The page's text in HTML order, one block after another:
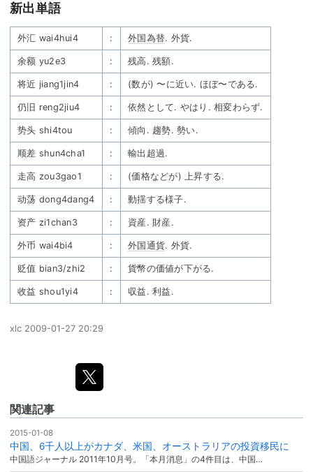
新出単語
外汇 wai4hui4 : 外国為替. 外貨.
余额 yu2e3 : 残高. 残額.
将近 jiang1jin4 : (数が) 〜に近い. ほぼ〜である.
仍旧 reng2jiu4 : 依然として. やはり. 相変わらず.
势头 shi4tou : 傾向. 趨勢. 勢い.
顺差 shun4cha1 : 輸出超過.
走高 zou3gao1 : (価格などが) 上昇する.
动荡 dong4dang4 : 動揺する様子.
资产 zi1chan3 : 資産. 財産.
外币 wai4bi4 : 外国通貨. 外貨.
贬值 bian3/zhi2 : 貨幣の価値が下がる.
收益 shou1yi4 : 収益. 利益.
xlc 2009-01-27 20:29
関連記事
2015-01-08
中国、6千人以上がカナダ、米国、オーストラリアの投資移民に
中国語ジャーナル 2011年10月号。「本月消息」の4件目は、中国…